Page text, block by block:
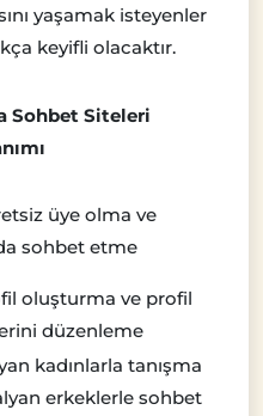
yaşamak isteyenler
keyifli olacaktır.
Sohbet Siteleri
üye olma ve
sohbet etme
oluşturma ve profil
düzenleme
kadınlarla tanışma
erkeklerle sohbet